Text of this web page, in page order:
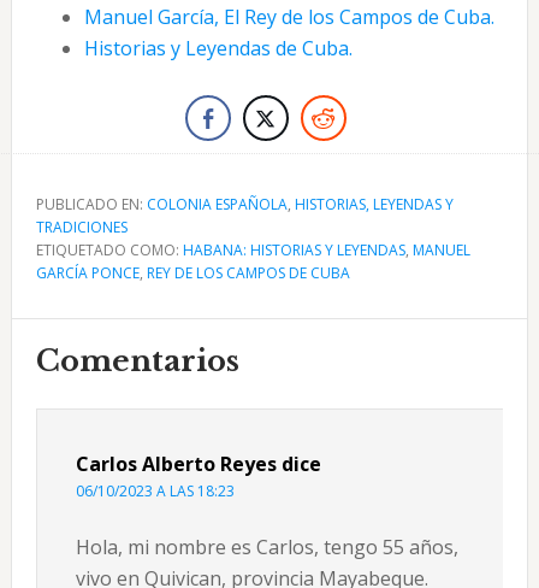
Manuel García, El Rey de los Campos de Cuba.
Historias y Leyendas de Cuba.
PUBLICADO EN: COLONIA ESPAÑOLA, HISTORIAS, LEYENDAS Y
TRADICIONES
ETIQUETADO COMO: HABANA: HISTORIAS Y LEYENDAS, MANUEL
GARCÍA PONCE, REY DE LOS CAMPOS DE CUBA
Interacciones
con
lectores
Comentarios
Carlos Alberto Reyes dice
06/10/2023 A LAS 18:23
Hola, mi nombre es Carlos, tengo 55 años,
vivo en Quivican, provincia Mayabeque.